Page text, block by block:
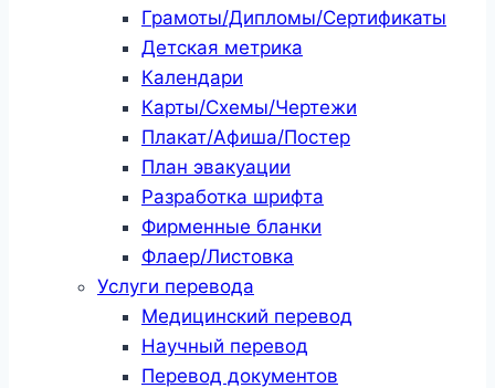
Грамоты/Дипломы/Сертификаты
Детская метрика
Календари
Карты/Схемы/Чертежи
Плакат/Афиша/Постер
План эвакуации
Разработка шрифта
Фирменные бланки
Флаер/Листовка
Услуги перевода
Медицинский перевод
Научный перевод
Перевод документов